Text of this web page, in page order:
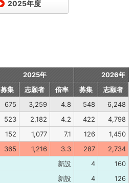
2025年度
2025年
2026年
募集
志願者 倍率 募集
志願者
675 3,259 4.8 548
6,248
523 2,182 4.2 422
4,798
152 1,077 7.1 126
1,450
365 1,216 3.3 287
2,734
新設 4
160
新設 4
126